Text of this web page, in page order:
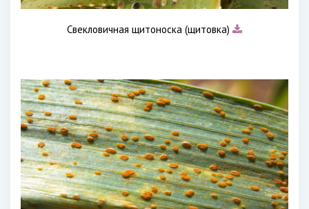
Свекловичная щитоноска (щитовка)